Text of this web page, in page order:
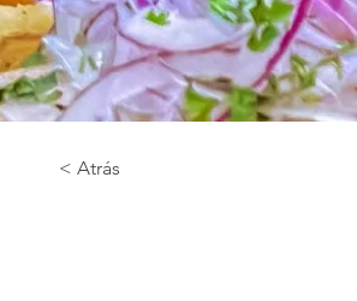
< Atrás